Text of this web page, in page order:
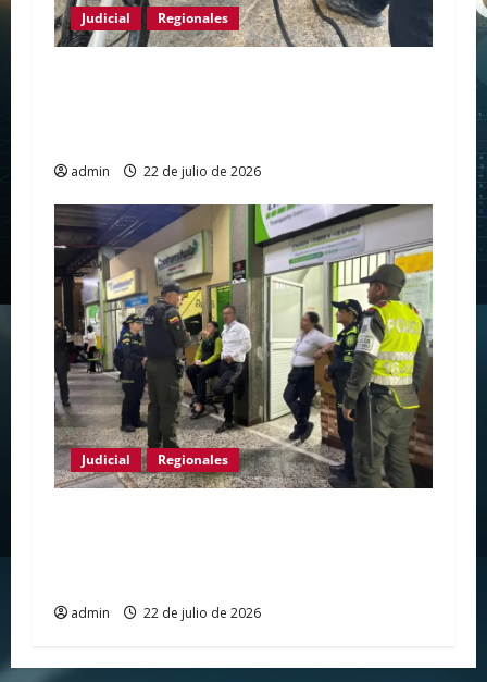
Judicial Regionales
admin 22 de julio de 2026
Judicial Regionales
admin 22 de julio de 2026